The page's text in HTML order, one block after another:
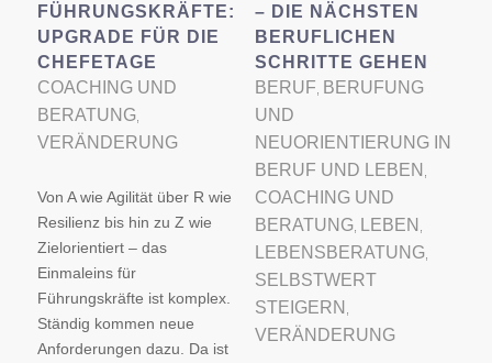
FÜHRUNGSKRÄFTE:
UPGRADE FÜR DIE
CHEFETAGE
COACHING UND
BERATUNG,
VERÄNDERUNG
Von A wie Agilität über R wie
Resilienz bis hin zu Z wie
Zielorientiert – das
Einmaleins für
Führungskräfte ist komplex.
Ständig kommen neue
Anforderungen dazu. Da ist
– DIE NÄCHSTEN
BERUFLICHEN
SCHRITTE GEHEN
BERUF BERUFUNG
UND
NEUORIENTIERUNG IN
BERUF UND LEBEN
COACHING UND
BERATUNG, LEBEN
LEBENSBERATUNG,
SELBSTWERT
STEIGERN
VERÄNDERUNG